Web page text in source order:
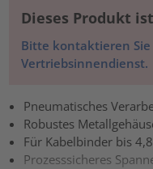
Dieses Produkt
Bitte kontaktieren
Vertriebsinnendienst.
Pneumatisches
Robustes
Für Kabelbinder bis
Prozesssicheres